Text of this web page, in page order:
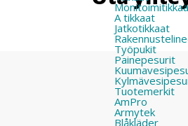
A tikkaat
Jatkotikkaat
Työpukit
Painepesurit
Tuotemerkit
AmPro
Armytek
Blåkläder